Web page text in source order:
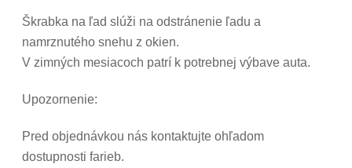
Škrabka na ľad slúži na odstránenie ľadu a
namrznutého snehu z okien.
V zimných mesiacoch patrí k potrebnej výbave auta.
Upozornenie:
Pred objednávkou nás kontaktujte ohľadom
dostupnosti farieb.